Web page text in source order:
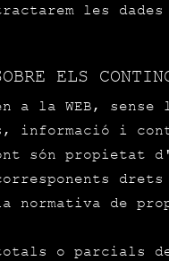
les
ELS
a la WEB,
informació i
són propietat d'
normativa de
o parcials